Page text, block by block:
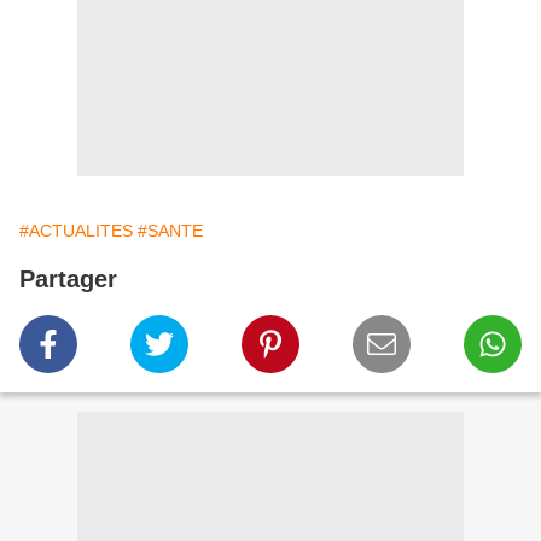
#ACTUALITES #SANTE
Partager